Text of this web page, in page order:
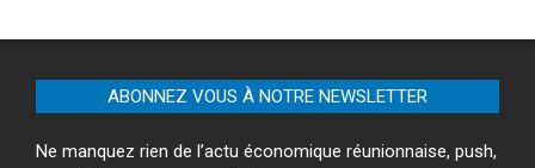
ABONNEZ VOUS À NOTRE NEWSLETTER
Ne manquez rien de l’actu économique réunionnaise, push,